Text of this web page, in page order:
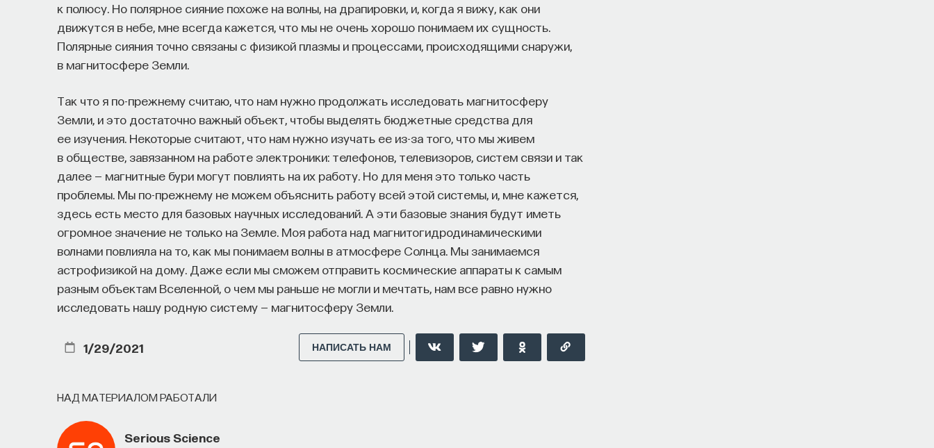
к полюсу. Но полярное сияние похоже на волны, на драпировки, и, когда я вижу, как они
движутся в небе, мне всегда кажется, что мы не очень хорошо понимаем их сущность.
Полярные сияния точно связаны с физикой плазмы и процессами, происходящими снаружи,
в магнитосфере Земли.
Так что я по-прежнему считаю, что нам нужно продолжать исследовать магнитосферу
Земли, и это достаточно важный объект, чтобы выделять бюджетные средства для
ее изучения. Некоторые считают, что нам нужно изучать ее из-за того, что мы живем
в обществе, завязанном на работе электроники: телефонов, телевизоров, систем связи и так
далее — магнитные бури могут повлиять на их работу. Но для меня это только часть
проблемы. Мы по-прежнему не можем объяснить работу всей этой системы, и, мне кажется,
здесь есть место для базовых научных исследований. А эти базовые знания будут иметь
огромное значение не только на Земле. Моя работа над магнитогидродинамическими
волнами повлияла на то, как мы понимаем волны в атмосфере Солнца. Мы занимаемся
астрофизикой на дому. Даже если мы сможем отправить космические аппараты к самым
разным объектам Вселенной, о чем мы раньше не могли и мечтать, нам все равно нужно
исследовать нашу родную систему — магнитосферу Земли.
1/29/2021 НАПИСАТЬ НАМ
НАД МАТЕРИАЛОМ РАБОТАЛИ
Serious Science